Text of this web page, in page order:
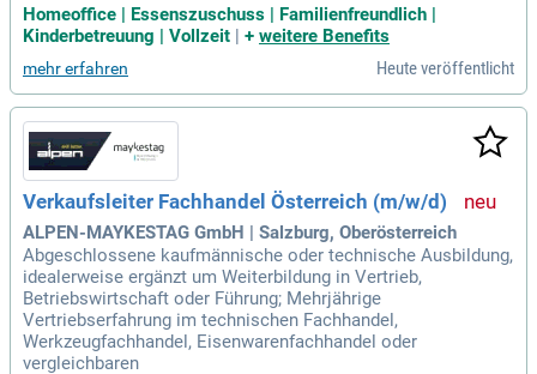
Homeoffice | Essenszuschuss | Familienfreundlich |
Kinderbetreuung | Vollzeit | + weitere Benefits
mehr erfahren Heute veröffentlicht
Verkaufsleiter Fachhandel Österreich (m/w/d)
ALPEN-MAYKESTAG GmbH | Salzburg, Oberösterreich
Abgeschlossene kaufmännische oder technische Ausbildung,
idealerweise ergänzt um Weiterbildung in Vertrieb,
Betriebswirtschaft oder Führung; Mehrjährige
Vertriebserfahrung im technischen Fachhandel,
Werkzeugfachhandel, Eisenwarenfachhandel oder
vergleichbaren